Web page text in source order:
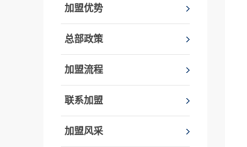
加盟优势
总部政策
加盟流程
联系加盟
加盟风采